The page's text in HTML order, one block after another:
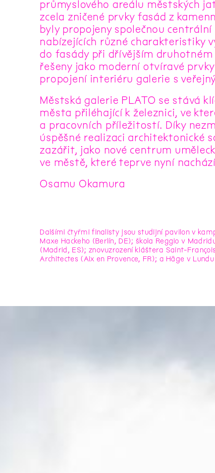
průmyslového areálu městských
zcela zničené prvky fasád z
byly propojeny společnou
nabízejících různé charakteristiky
do fasády při dřívějším
řešeny jako moderní otvíravé
propojení interiéru galerie s
Městská galerie PLATO se stává
města přiléhající k železnici, ve
a pracovních příležitostí. Díky
úspěšné realizaci architektonické
zazářit, jako nové centrum
ve městě, které teprve nyní
Osamu Okamura
Dalšími čtyřmi finalisty jsou studijní pavilon v
Maxe Hackeho (Berlín, DE); škola Reggio v
(Madrid, ES); znovuzrození kláštera Saint-
Architectes (Aix en Provence, FR); a Häge v